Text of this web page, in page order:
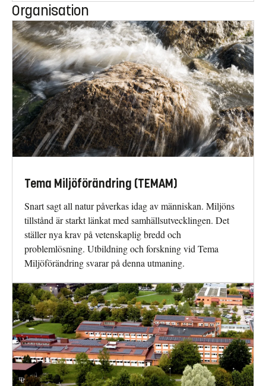
Organisation
Tema Miljöförändring (TEMAM)
Snart sagt all natur påverkas idag av människan. Miljöns
tillstånd är starkt länkat med samhällsutvecklingen. Det
ställer nya krav på vetenskaplig bredd och
problemlösning. Utbildning och forskning vid Tema
Miljöförändring svarar på denna utmaning.